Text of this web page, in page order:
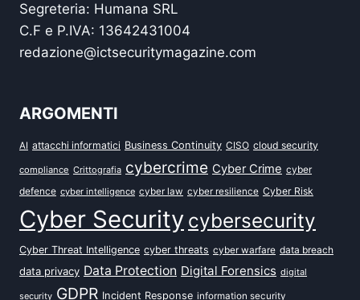
Segreteria: Humana SRL
C.F e P.IVA: 13642431004
redazione@ictsecuritymagazine.com
ARGOMENTI
AI attacchi informatici Business Continuity CISO cloud security
compliance Crittografia cybercrime Cyber Crime cyber
defence cyber intelligence cyber law cyber resilience Cyber Risk
Cyber Security cybersecurity
Cyber Threat Intelligence cyber threats cyber warfare data breach
data privacy Data Protection Digital Forensics digital
security GDPR Incident Response information security